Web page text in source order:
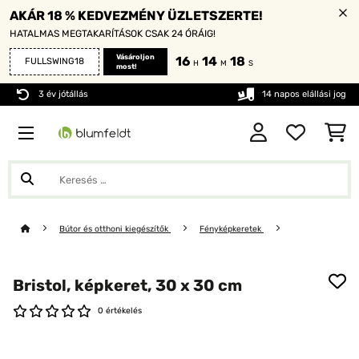
AKÁR 18 % KEDVEZMÉNY ÜZLETSZERTE!
HATALMAS MEGTAKARÍTÁSOK CSAK 24 ÓRÁIG!
FULLSWING18
Vásároljon
most!
16 H 14 M 16 S
3 év jótállás 14 napos elállási jog
Bútor és otthoni kiegészítők Fényképkeretek
Bristol, képkeret, 30 x 30 cm
0 értékelés